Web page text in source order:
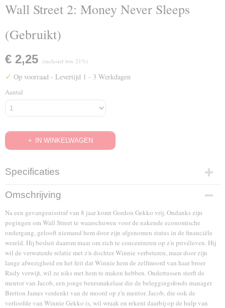
Wall Street 2: Money Never Sleeps
(Gebruikt)
€ 2,25 (inclusief btw 21%)
✓ Op voorraad - Levertijd 1 - 3 Werkdagen
Aantal
IN WINKELWAGEN
Specificaties
EAN code
8712626062042
Omschrijving
Na een gevangenisstraf van 8 jaar komt Gordon Gekko vrij. Ondanks zijn
pogingen om Wall Street te waarschuwen voor de nakende economische
ondergang, gelooft niemand hem door zijn afgenomen status in de financiële
wereld. Hij besluit daarom maar om zich te concentreren op z'n privéleven. Hij
wil de verwaterde relatie met z'n dochter Winnie verbeteren, maar door zijn
lange afwezigheid en het feit dat Winnie hem de zelfmoord van haar broer
Rudy verwijt, wil ze niks met hem te maken hebben. Ondertussen sterft de
mentor van Jacob, een jonge beursmakelaar die de beleggingsfonds manager
Bretton James verdenkt van de moord op z'n mentor. Jacob, die ook de
verloofde van Winnie Gekko is, wil wraak en rekent daarbij op de hulp van